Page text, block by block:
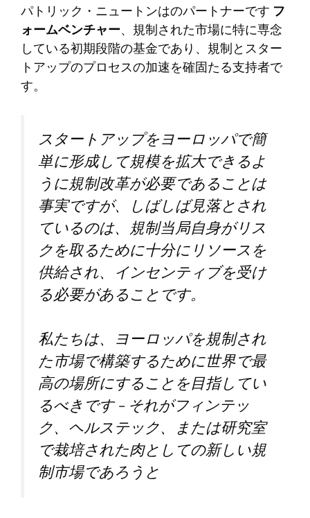
パトリック・ニュートンはのパートナーです フ
ォームベンチャー、規制された市場に特に専念
している初期段階の基金であり、規制とスター
トアップのプロセスの加速を確固たる支持者で
す。
スタートアップをヨーロッパで簡
単に形成して規模を拡大できるよ
うに規制改革が必要であることは
事実ですが、しばしば見落とされ
ているのは、規制当局自身がリス
クを取るために十分にリソースを
供給され、インセンティブを受け
る必要があることです。
私たちは、ヨーロッパを規制され
た市場で構築するために世界で最
高の場所にすることを目指してい
るべきです – それがフィンテッ
ク、ヘルステック、または研究室
で栽培された肉としての新しい規
制市場であろうと